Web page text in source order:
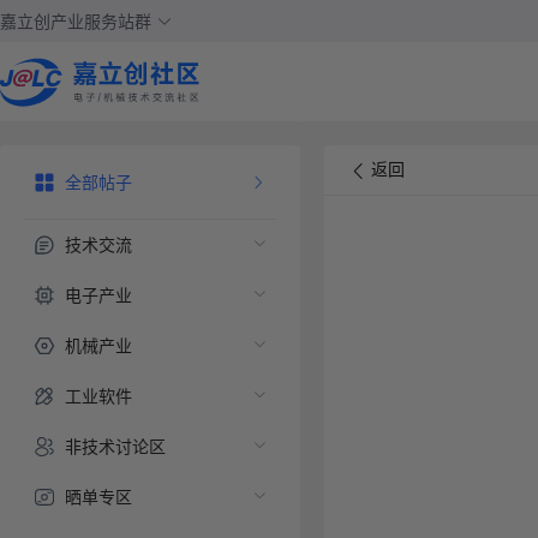
嘉立创产业服务站群
全部帖子
技术交流
电子产业
机械产业
工业软件
非技术讨论区
晒单专区
返回